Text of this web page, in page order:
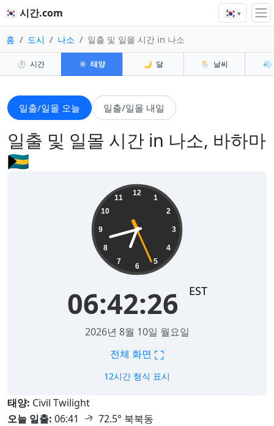
🇰🇷 시간.com 🇰🇷▾
홈 도시 나소 일출 및 일몰 시간 in 나소
⏱️ 시간 ☀️ 태양 🌙 달 🌦️ 날씨 💨
일출/일몰 오늘 일출/일몰 내일
일출 및 일몰 시간 in 나소, 바하마
🇧🇸
12
1
2
3
4
5
6
7
8
9
10
11
06:42:28 EST
2026년 8월 10일 월요일
전체 화면 ⛶
12시간 형식 표시
태양: Civil Twilight
오늘 일출: 06:41 ↑ 72.5° 북북동